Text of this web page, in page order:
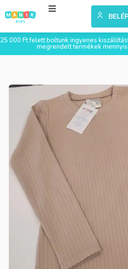
25 000 Ft felett boltunk ingyenes
megrendelt termékek